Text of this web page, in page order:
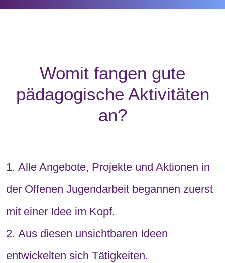
Womit fangen gute
pädagogische Aktivitäten
an?
Alle Angebote, Projekte und Aktionen in
der Offenen Jugendarbeit begannen zuerst
mit einer Idee im Kopf.
Aus diesen unsichtbaren Ideen
entwickelten sich Tätigkeiten.